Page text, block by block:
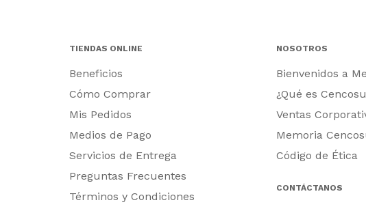
TIENDAS ONLINE
Beneficios
Cómo Comprar
Mis Pedidos
Medios de Pago
Servicios de Entrega
Preguntas Frecuentes
Términos y Condiciones
NOSOTROS
Bienvenidos a
¿Qué es
Ventas
Memoria
Código de Ética
CONTÁCTANOS